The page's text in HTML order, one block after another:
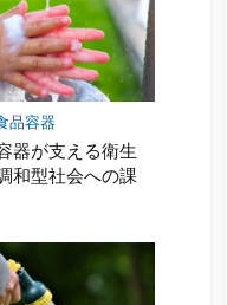
品容器
器が支える衛生
和型社会への課